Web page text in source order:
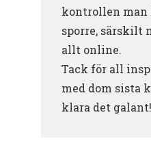
kontrollen
sporre, särskilt
allt online.
Tack för all
med dom sista
klara det galant!